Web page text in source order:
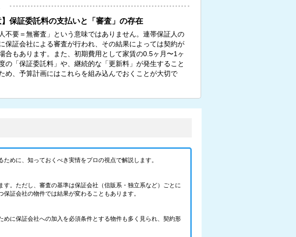
】保証委託料の支払いと「審査」の存在
人不要＝無審査」という意味ではありません。連帯保証人の
保証会社による審査が行われ、その結果によっては契約が
合もあります。また、初期費用として家賃の0.5ヶ月〜1ヶ
の「保証委託料」や、継続的な「更新料」が発生すること
め、予算計画にはこれらを組み込んでおくことが大切で
めに、知っておくべき実情をプロの視点で解説します。
。ただし、審査の基準は保証会社（信販系・独立系など）ごとに
証会社の物件では結果が変わることもあります。
に保証会社への加入を必須条件とする物件も多く見られ、契約形